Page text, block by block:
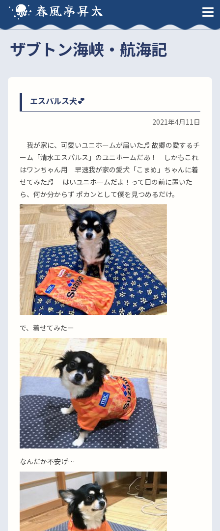
春風亭昇太
ザブトン海峡・航海記
エスパルス犬💕
2021年4月11日
我が家に、可愛いユニホームが届いた♬ 故郷の愛するチ
ーム「清水エスパルス」のユニホームだあ！ しかもこれ
はワンちゃん用 早速我が家の愛犬「こまめ」ちゃんに着
せてみた♬ はいユニホームだよ！って目の前に置いた
ら、何か分からず ポカンとして僕を見つめるだけ。
で、着せてみたー
なんだか不安げ…